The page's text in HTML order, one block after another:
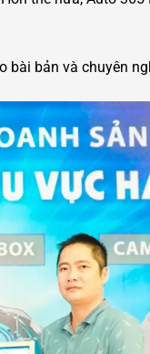
bản và chuyên